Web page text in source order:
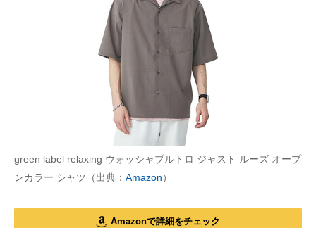
green label relaxing ウォッシャブルトロ ジャスト ルーズ オープ
ンカラー シャツ（出典： Amazon）
Amazonで詳細をチェック